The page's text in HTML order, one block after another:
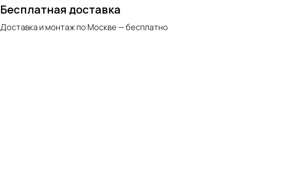
Бесплатная доставка
Доставка и монтаж по Москве — бесплатно